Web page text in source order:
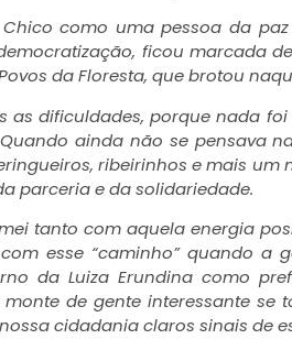
como uma pessoa da
ficou marcada
da Floresta, que brotou
as dificuldades, porque nada
ainda não se pensava
ribeirinhos e mais
parceria e da solidariedade.
tanto com aquela energia
esse “caminho” quando a
da Luiza Erundina como
de gente interessante
cidadania claros sinais de